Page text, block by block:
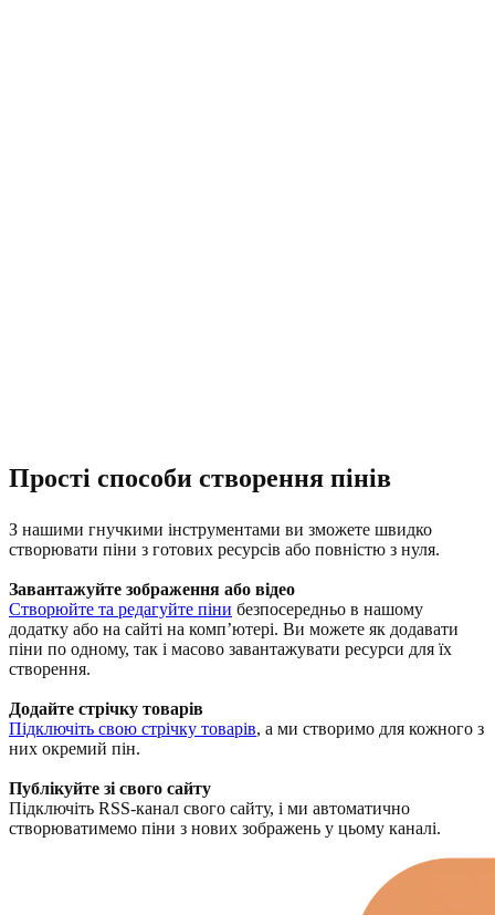
Прості способи створення пінів
З нашими гнучкими інструментами ви зможете швидко
створювати піни з готових ресурсів або повністю з нуля.
Завантажуйте зображення або відео
Створюйте та редагуйте піни безпосередньо в нашому
додатку або на сайті на комп’ютері. Ви можете як додавати
піни по одному, так і масово завантажувати ресурси для їх
створення.
Додайте стрічку товарів
Підключіть свою стрічку товарів, а ми створимо для кожного з
них окремий пін.
Публікуйте зі свого сайту
Підключіть RSS-канал свого сайту, і ми автоматично
створюватимемо піни з нових зображень у цьому каналі.